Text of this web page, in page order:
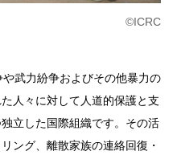
©ICRC
武力紛争およびその他暴力の
人々に対して人道的保護と支
立した国際組織です。その活
ング、離散家族の連絡回復・